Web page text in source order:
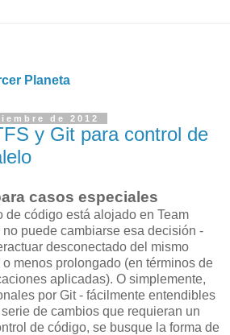
Planeta
de 2012
y Git para control de
casos especiales
de código está alojado en Team
puede cambiarse esa decisión -
desconectado del mismo
menos prolongado (en términos de
aplicadas). O simplemente,
por Git - fácilmente entendibles
de cambios que requieran un
de código, se busque la forma de